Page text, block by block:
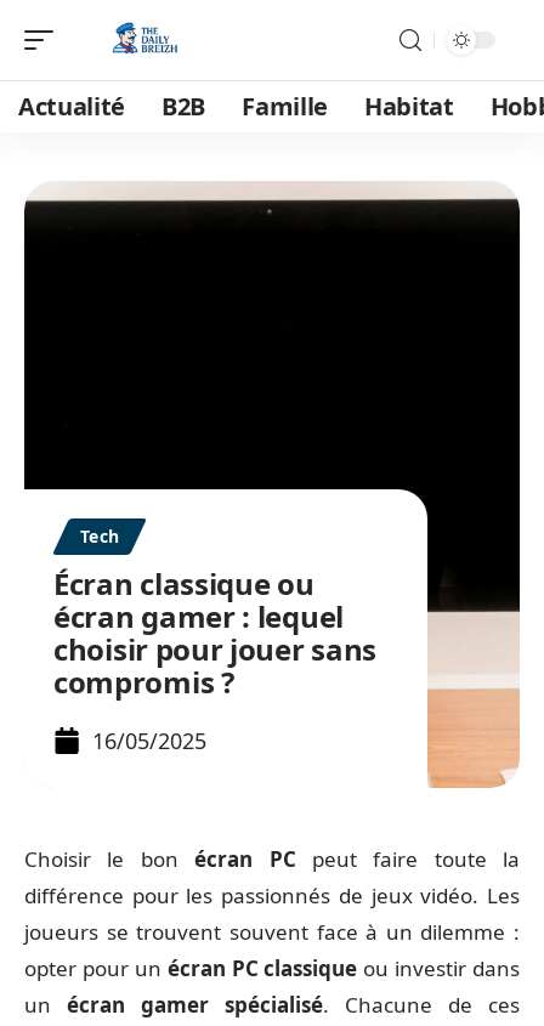
Actualité B2B Famille Habitat
Tech
Écran classique ou
écran gamer : lequel
choisir pour jouer sans
compromis ?
16/05/2025
Choisir le bonécran PC peut faire toute la
différence pour les passionnés de jeux vidéo. Les
joueurs se trouvent souvent face à un dilemme :
opter pour un écran PC classique ou investir dans
un écran gamer spécialisé. Chacune de ces